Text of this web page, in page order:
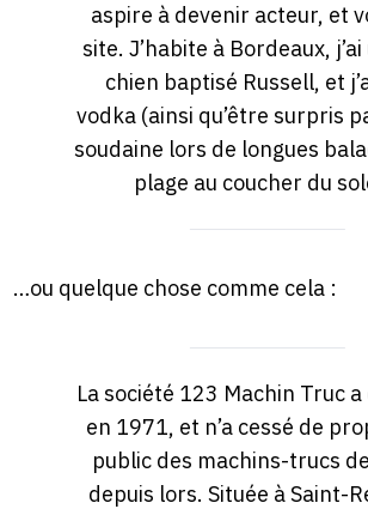
aspire à devenir acteur, et
site. J’habite à Bordeaux,
chien baptisé Russell, et
vodka (ainsi qu’être surpris
soudaine lors de longues
plage au coucher du
…ou quelque chose comme cela :
La société 123 Machin Truc
en 1971, et n’a cessé de
public des machins-trucs
depuis lors. Située à Saint-